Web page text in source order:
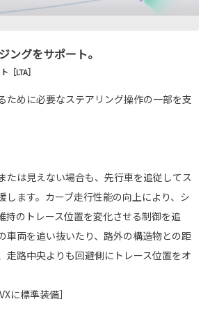
ングをサポート。
［LTA］
ために必要なステアリング操作の一部を支
たは見えない場合も、先行車を追従してス
します。カーブ走行性能の向上により、シ
持のトレース位置を変化させる制御を追
車両を追い抜いたり、路外の構造物との距
走路中央よりも回避側にトレース位置をオ
に標準装備］